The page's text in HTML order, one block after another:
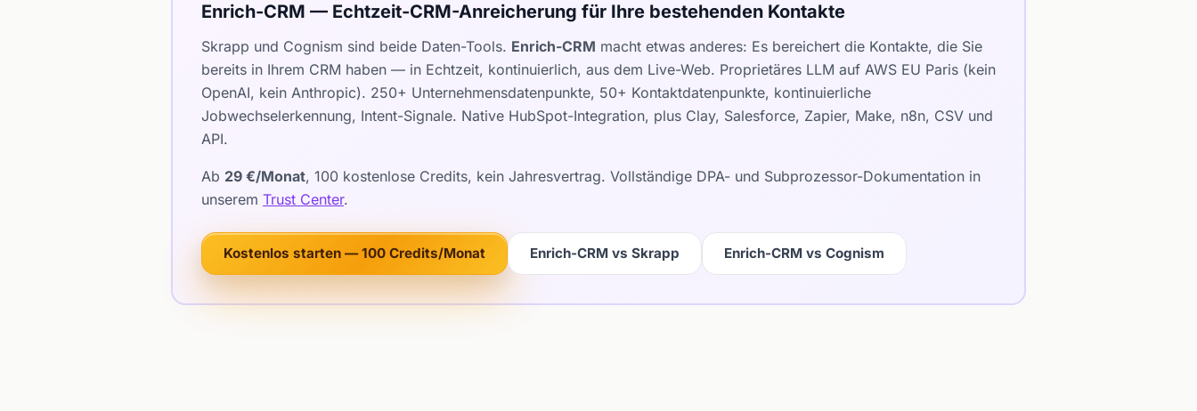
Enrich-CRM — Echtzeit-CRM-Anreicherung für Ihre bestehenden Kontakte
Skrapp und Cognism sind beide Daten-Tools. Enrich-CRM macht etwas anderes: Es bereichert die Kontakte, die Sie
bereits in Ihrem CRM haben — in Echtzeit, kontinuierlich, aus dem Live-Web. Proprietäres LLM auf AWS EU Paris (kein
OpenAI, kein Anthropic). 250+ Unternehmensdatenpunkte, 50+ Kontaktdatenpunkte, kontinuierliche
Jobwechselerkennung, Intent-Signale. Native HubSpot-Integration, plus Clay, Salesforce, Zapier, Make, n8n, CSV und
API.
Ab 29 €/Monat, 100 kostenlose Credits, kein Jahresvertrag. Vollständige DPA- und Subprozessor-Dokumentation in
unserem Trust Center.
Kostenlos starten — 100 Credits/Monat Enrich-CRM vs Skrapp Enrich-CRM vs Cognism